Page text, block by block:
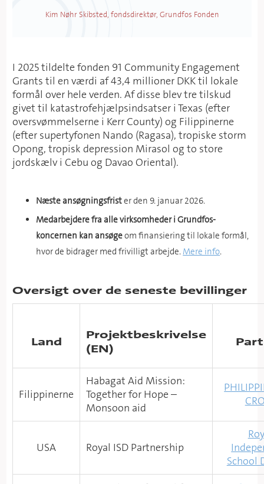
Kim Nøhr Skibsted, fondsdirektør, Grundfos Fonden
I 2025 tildelte fonden 91 Community Engagement
Grants til en værdi af 43,4 millioner DKK til lokale
formål over hele verden. Af disse blev tre tilskud
givet til katastrofehjælpsindsatser i Texas (efter
oversvømmelserne i Kerr County) og Filippinerne
(efter supertyfonen Nando (Ragasa), tropiske storm
Opong, tropisk depression Mirasol og to store
jordskælv i Cebu og Davao Oriental).
Næste ansøgningsfrister den 9. januar 2026.
Medarbejdere fra alle virksomheder i Grundfos-
koncernen kan ansøgeom finansiering til lokale formål,
hvor de bidrager med frivilligt arbejde. Mere info.
Oversigt over de seneste bevillinger
Land
Projektbeskrivelse
(EN)
Filippinerne
Habagat Aid Mission:
Together for Hope –
Monsoon aid
USA Royal ISD Partnership
School